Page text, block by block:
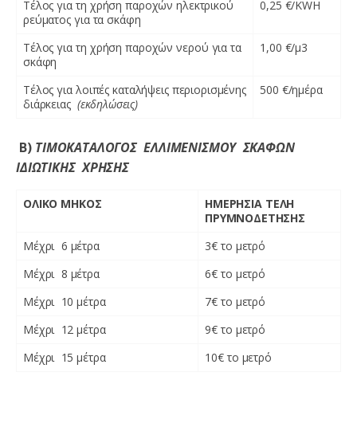
Τέλος για τη χρήση παροχών ηλεκτρικού
ρεύματος για τα σκάφη
0,25 €/KWH
Τέλος για τη χρήση παροχών νερού για τα
σκάφη
1,00 €/μ3
Τέλος για λοιπές καταλήψεις περιορισμένης
διάρκειας (εκδηλώσεις)
500 €/ημέρα
Β) ΤΙΜΟΚΑΤΑΛΟΓΟΣ ΕΛΛΙΜΕΝΙΣΜΟΥ ΣΚΑΦΩΝ
ΙΔΙΩΤΙΚΗΣ ΧΡΗΣΗΣ
ΟΛΙΚΟ ΜΗΚΟΣ
ΗΜΕΡΗΣΙΑ ΤΕΛΗ
ΠΡΥΜΝΟΔΕΤΗΣΗΣ
Μέχρι 6 μέτρα
3€ το μετρό
Μέχρι 8 μέτρα
6€ το μετρό
Μέχρι 10 μέτρα
7€ το μετρό
Μέχρι 12 μέτρα
9€ το μετρό
Μέχρι 15 μέτρα
10€ το μετρό